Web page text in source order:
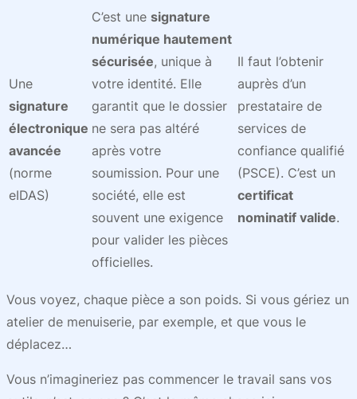
Une
signature
électronique
avancée
(norme
eIDAS)
C’est une signature
numérique hautement
sécurisée, unique à
votre identité. Elle
garantit que le dossier
ne sera pas altéré
après votre
soumission. Pour une
société, elle est
souvent une exigence
pour valider les pièces
officielles.
Il faut l’obtenir
auprès d’un
prestataire de
services de
confiance qualifié
(PSCE). C’est un
certificat
nominatif valide.
Vous voyez, chaque pièce a son poids. Si vous gériez un
atelier de menuiserie, par exemple, et que vous le
déplacez…
Vous n’imagineriez pas commencer le travail sans vos